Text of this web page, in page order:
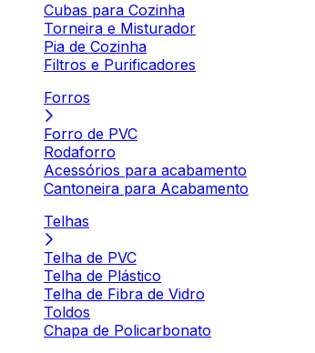
Cubas para Cozinha
Torneira e Misturador
Pia de Cozinha
Filtros e Purificadores
Forros
Forro de PVC
Rodaforro
Acessórios para acabamento
Cantoneira para Acabamento
Telhas
Telha de PVC
Telha de Plástico
Telha de Fibra de Vidro
Toldos
Chapa de Policarbonato